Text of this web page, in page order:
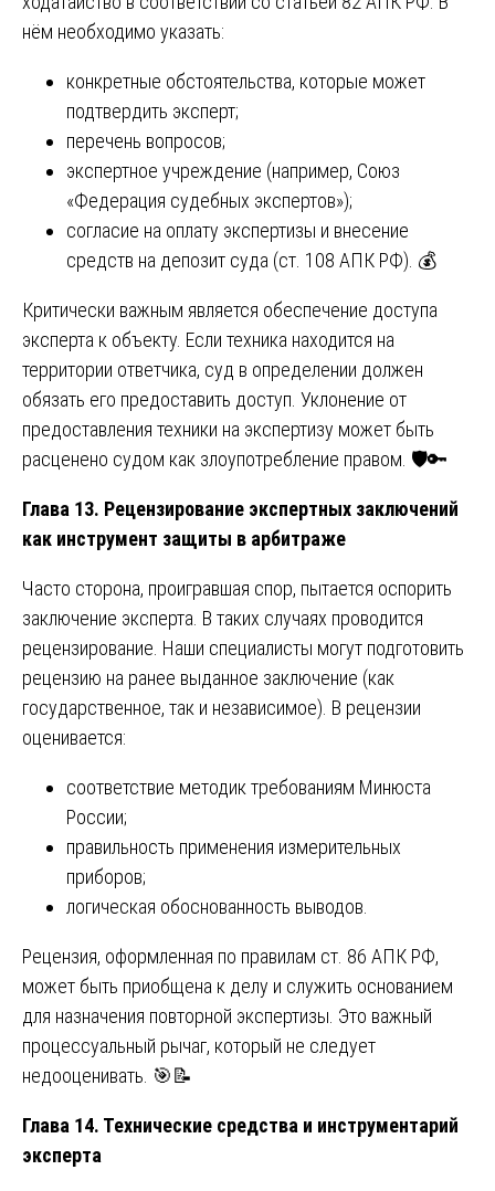
нём необходимо указать:
конкретные обстоятельства, которые может
подтвердить эксперт;
перечень вопросов;
экспертное учреждение (например, Союз
«Федерация судебных экспертов»);
согласие на оплату экспертизы и внесение
средств на депозит суда (ст. 108 АПК РФ). 💰
Критически важным является обеспечение доступа
эксперта к объекту. Если техника находится на
территории ответчика, суд в определении должен
обязать его предоставить доступ. Уклонение от
предоставления техники на экспертизу может быть
расценено судом как злоупотребление правом. 🛡️🔑
Глава 13. Рецензирование экспертных заключений
как инструмент защиты в арбитраже
Часто сторона, проигравшая спор, пытается оспорить
заключение эксперта. В таких случаях проводится
рецензирование. Наши специалисты могут подготовить
рецензию на ранее выданное заключение (как
государственное, так и независимое). В рецензии
оценивается:
соответствие методик требованиям Минюста
России;
правильность применения измерительных
приборов;
логическая обоснованность выводов.
Рецензия, оформленная по правилам ст. 86 АПК РФ,
может быть приобщена к делу и служить основанием
для назначения повторной экспертизы. Это важный
процессуальный рычаг, который не следует
недооценивать. 🎯📝
Глава 14. Технические средства и инструментарий
эксперта